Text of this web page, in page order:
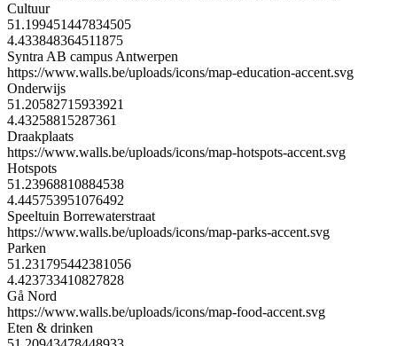
Cultuur
51.199451447834505
4.433848364511875
Syntra AB campus Antwerpen
https://www.walls.be/uploads/icons/map-education-accent.svg
Onderwijs
51.20582715933921
4.43258815287361
Draakplaats
https://www.walls.be/uploads/icons/map-hotspots-accent.svg
Hotspots
51.23968810884538
4.445753951076492
Speeltuin Borrewaterstraat
https://www.walls.be/uploads/icons/map-parks-accent.svg
Parken
51.231795442381056
4.423733410827828
Gå Nord
https://www.walls.be/uploads/icons/map-food-accent.svg
Eten & drinken